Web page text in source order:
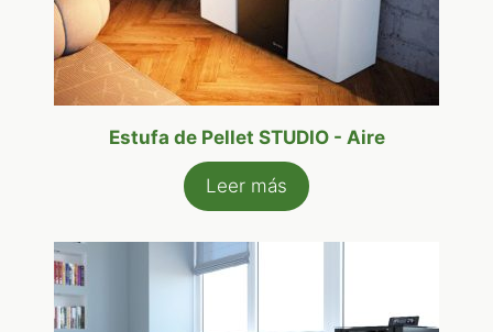
Estufa de Pellet STUDIO - Aire
Leer más